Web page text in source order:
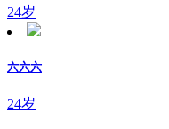
24岁
六六六
24岁